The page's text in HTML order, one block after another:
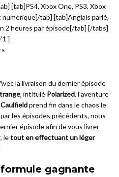
[tab]PS4, Xbox One, PS3, Xbox
tab] [tab]Anglais parlé,
2 heures par épisode[/tab] [/tabs]
la livraison du dernier épisode
, intitulé Polarized, l’aventure
prend fin dans le chaos le
les épisodes précédents, nous
épisode afin de vous livrer
letout en effectuant un léger
formule gagnante